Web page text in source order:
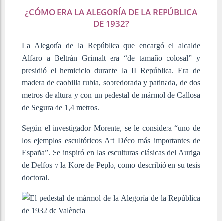
¿CÓMO ERA LA ALEGORÍA DE LA REPÚBLICA
DE 1932?
La Alegoría de la República que encargó el alcalde
Alfaro a Beltrán Grimalt era “de tamaño colosal” y
presidió el hemiciclo durante la II República. Era de
madera de caobilla rubia, sobredorada y patinada, de dos
metros de altura y con un pedestal de mármol de Callosa
de Segura de 1,4 metros.
Según el investigador Morente, se le considera “uno de
los ejemplos escultóricos Art Déco más importantes de
España”. Se inspiró en las esculturas clásicas del Auriga
de Delfos y la Kore de Peplo, como describió en su tesis
doctoral.